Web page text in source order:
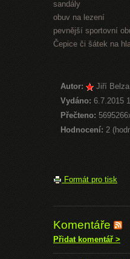
sandály
obuv na lezení
pevnější sportovní
Čepice či šátek na
Autor:
Jiří Belza
Vydáno: 6.7.2015
Přečteno:
Hodnocení: 2
Formát pro tisk
Komentáře
Přidat komentář >